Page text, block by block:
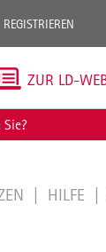
REGISTRIEREN
ZUR LD-
HILFE